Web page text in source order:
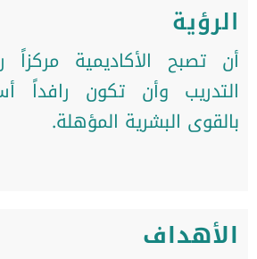
الرؤية
أن تصبح الأكاديمية
التدريب وأن تكون رافداً
بالقوى البشرية المؤهلة.
الأهداف